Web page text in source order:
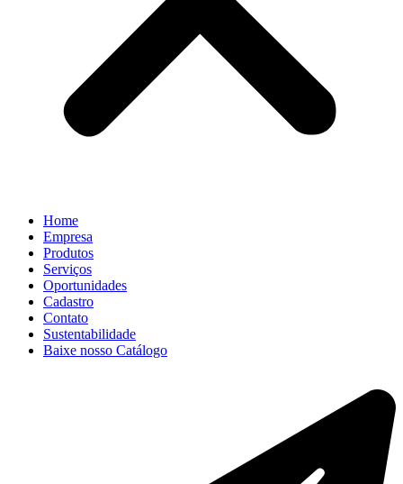
Home
Empresa
Produtos
Serviços
Oportunidades
Cadastro
Contato
Sustentabilidade
Baixe nosso Catálogo